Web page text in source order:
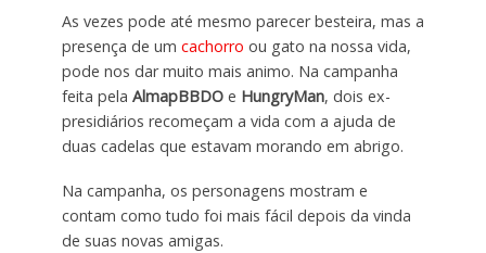
As vezes pode até mesmo parecer besteira, mas a
presença de um cachorro ou gato na nossa vida,
pode nos dar muito mais animo. Na campanha
feita pela AlmapBBDOe HungryMan, dois ex-
presidiários recomeçam a vida com a ajuda de
duas cadelas que estavam morando em abrigo.
Na campanha, os personagens mostram e
contam como tudo foi mais fácil depois da vinda
de suas novas amigas.